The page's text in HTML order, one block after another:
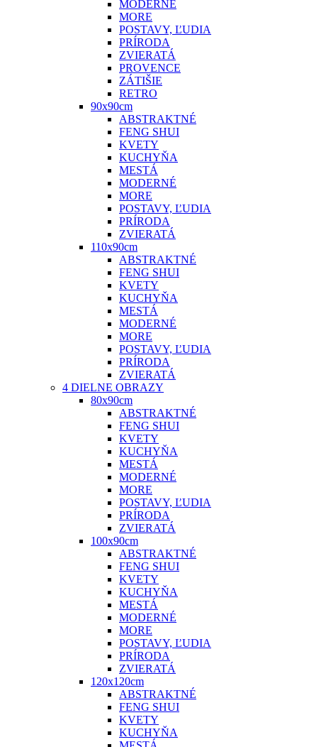
MODERNÉ
MORE
POSTAVY, ĽUDIA
PRÍRODA
ZVIERATÁ
PROVENCE
ZÁTIŠIE
RETRO
90x90cm
ABSTRAKTNÉ
FENG SHUI
KVETY
KUCHYŇA
MESTÁ
MODERNÉ
MORE
POSTAVY, ĽUDIA
PRÍRODA
ZVIERATÁ
110x90cm
ABSTRAKTNÉ
FENG SHUI
KVETY
KUCHYŇA
MESTÁ
MODERNÉ
MORE
POSTAVY, ĽUDIA
PRÍRODA
ZVIERATÁ
4 DIELNE OBRAZY
80x90cm
ABSTRAKTNÉ
FENG SHUI
KVETY
KUCHYŇA
MESTÁ
MODERNÉ
MORE
POSTAVY, ĽUDIA
PRÍRODA
ZVIERATÁ
100x90cm
ABSTRAKTNÉ
FENG SHUI
KVETY
KUCHYŇA
MESTÁ
MODERNÉ
MORE
POSTAVY, ĽUDIA
PRÍRODA
ZVIERATÁ
120x120cm
ABSTRAKTNÉ
FENG SHUI
KVETY
KUCHYŇA